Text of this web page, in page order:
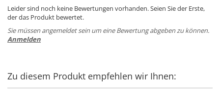
Leider sind noch keine Bewertungen vorhanden. Seien Sie der Erste,
der das Produkt bewertet.
Sie müssen angemeldet sein um eine Bewertung abgeben zu können.
Anmelden
Zu diesem Produkt empfehlen wir Ihnen: